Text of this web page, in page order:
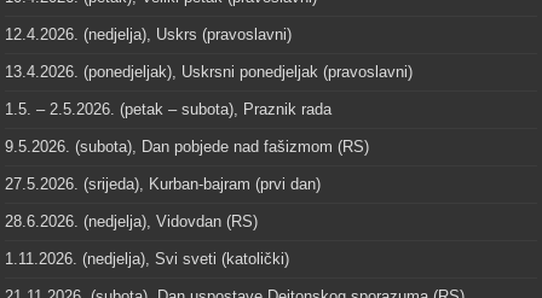
12.4.2026. (nedjelja), Uskrs (pravoslavni)
13.4.2026. (ponedjeljak), Uskrsni ponedjeljak (pravoslavni)
1.5. – 2.5.2026. (petak – subota), Praznik rada
9.5.2026. (subota), Dan pobjede nad fašizmom (RS)
27.5.2026. (srijeda), Kurban-bajram (prvi dan)
28.6.2026. (nedjelja), Vidovdan (RS)
1.11.2026. (nedjelja), Svi sveti (katolički)